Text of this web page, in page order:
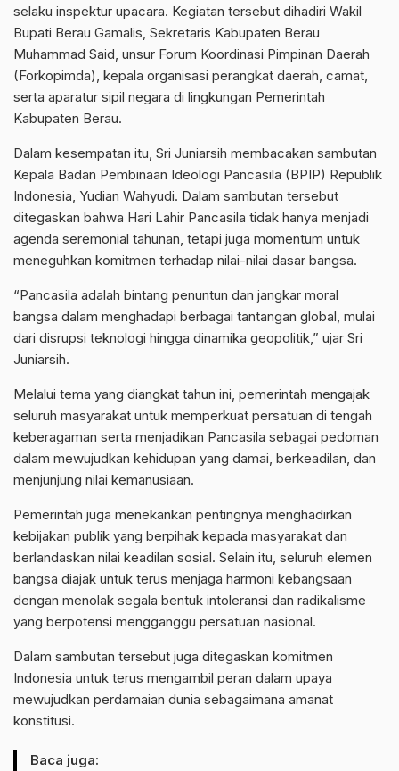
selaku inspektur upacara. Kegiatan tersebut dihadiri Wakil
Bupati Berau Gamalis, Sekretaris Kabupaten Berau
Muhammad Said, unsur Forum Koordinasi Pimpinan Daerah
(Forkopimda), kepala organisasi perangkat daerah, camat,
serta aparatur sipil negara di lingkungan Pemerintah
Kabupaten Berau.
Dalam kesempatan itu, Sri Juniarsih membacakan sambutan
Kepala Badan Pembinaan Ideologi Pancasila (BPIP) Republik
Indonesia, Yudian Wahyudi. Dalam sambutan tersebut
ditegaskan bahwa Hari Lahir Pancasila tidak hanya menjadi
agenda seremonial tahunan, tetapi juga momentum untuk
meneguhkan komitmen terhadap nilai-nilai dasar bangsa.
“Pancasila adalah bintang penuntun dan jangkar moral
bangsa dalam menghadapi berbagai tantangan global, mulai
dari disrupsi teknologi hingga dinamika geopolitik,” ujar Sri
Juniarsih.
Melalui tema yang diangkat tahun ini, pemerintah mengajak
seluruh masyarakat untuk memperkuat persatuan di tengah
keberagaman serta menjadikan Pancasila sebagai pedoman
dalam mewujudkan kehidupan yang damai, berkeadilan, dan
menjunjung nilai kemanusiaan.
Pemerintah juga menekankan pentingnya menghadirkan
kebijakan publik yang berpihak kepada masyarakat dan
berlandaskan nilai keadilan sosial. Selain itu, seluruh elemen
bangsa diajak untuk terus menjaga harmoni kebangsaan
dengan menolak segala bentuk intoleransi dan radikalisme
yang berpotensi mengganggu persatuan nasional.
Dalam sambutan tersebut juga ditegaskan komitmen
Indonesia untuk terus mengambil peran dalam upaya
mewujudkan perdamaian dunia sebagaimana amanat
konstitusi.
Baca juga: